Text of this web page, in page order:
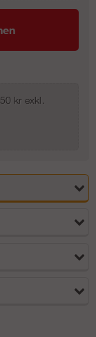
kr exkl.